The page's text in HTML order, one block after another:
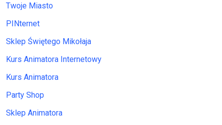
Twoje Miasto
PINternet
Sklep Świętego Mikołaja
Kurs Animatora Internetowy
Kurs Animatora
Party Shop
Sklep Animatora